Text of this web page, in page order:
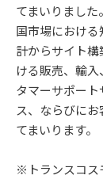
てまいりまし
国市場におけ
計からサイト
ける販売、輸
タマーサポー
ス、ならびに
てまいります。
※トランスコス